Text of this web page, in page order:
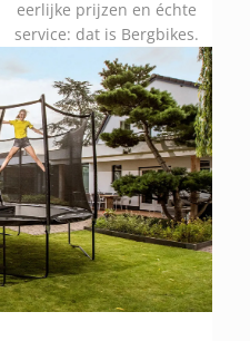
eerlijke prijzen en échte
service: dat is Bergbikes.